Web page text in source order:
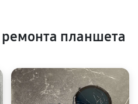
планшета